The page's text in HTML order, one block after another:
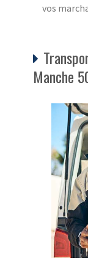
vos
Manche